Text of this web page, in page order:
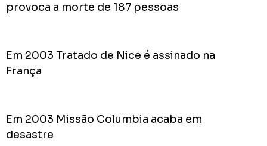
provoca a morte de 187 pessoas
Em 2003 Tratado de Nice é assinado na
França
Em 2003 Missão Columbia acaba em
desastre